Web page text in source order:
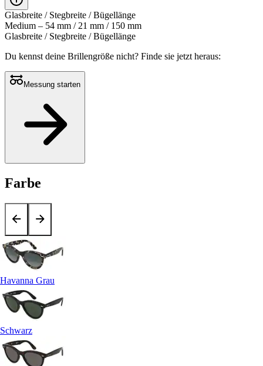
Glasbreite / Stegbreite / Bügellänge
Medium – 54 mm / 21 mm / 150 mm
Glasbreite / Stegbreite / Bügellänge
Du kennst deine Brillengröße nicht? Finde sie jetzt heraus:
Messung starten
Farbe
Havanna Grau
Schwarz